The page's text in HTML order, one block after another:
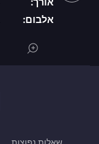
אלבום: